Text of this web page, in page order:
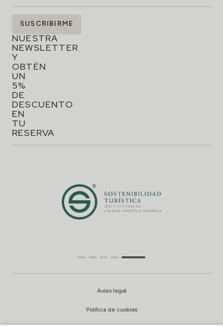
SUSCRÍBETE
NUESTRA
NEWSLETTER
Y
OBTÉN
UN
5%
DE
DESCUENTO
EN
TU
RESERVA
SUSCRIBIRME
Aviso legal
Política de cookies